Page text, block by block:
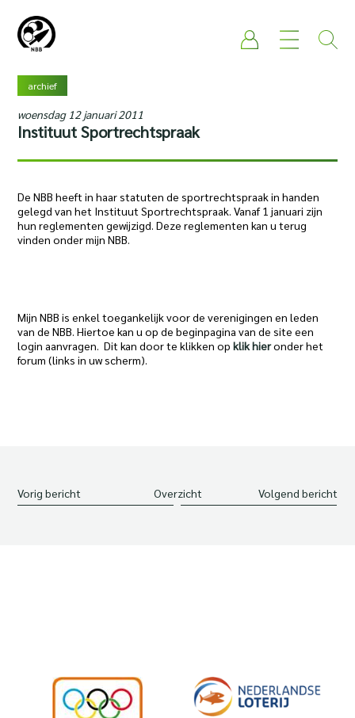
archief
woensdag 12 januari 2011
Instituut Sportrechtspraak
De NBB heeft in haar statuten de sportrechtspraak in handen
gelegd van het Instituut Sportrechtspraak. Vanaf 1 januari zijn
hun reglementen gewijzigd. Deze reglementen kan u terug
vinden onder mijn NBB.
Mijn NBB is enkel toegankelijk voor de verenigingen en leden
van de NBB. Hiertoe kan u op de beginpagina van de site een
login aanvragen. Dit kan door te klikken opklik hieronder het
forum (links in uw scherm).
Vorig bericht Overzicht Volgend bericht